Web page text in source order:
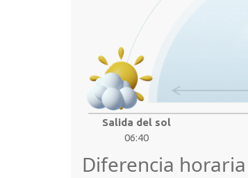
Salida del sol
06:40
Diferencia